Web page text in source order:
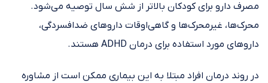
مصرف دارو برای کودکان بالاتر از شش سال توصیه می‌شود.
محرک‌ها، غیرمحرک‌ها و گاهی‌اوقات داروهای ضدافسردگی،
داروهای مورد استفاده برای درمان ADHD هستند.
در روند درمان افراد مبتلا به این بیماری ممکن است از مشاوره